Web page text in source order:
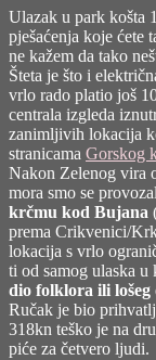
Ulazak u park košta
pješaćenja koje ćete
ne kažem da tako
Šteta je što i
vrlo rado platio još
centrala izgleda
zanimljivih lokacija
stranicama Gorskog
Nakon Zelenog vira
mora smo se
krčmu kod Bujana
prema Crikvenici/
lokacija s vrlo
ti od samog ulaska u
dio folklora ili lošeg
Ručak je bio
318kn teško je na
piće za četvero ljudi.